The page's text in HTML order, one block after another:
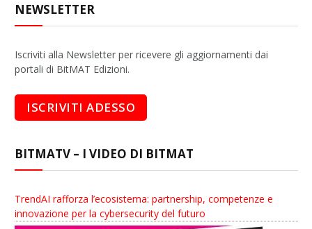
NEWSLETTER
Iscriviti alla Newsletter per ricevere gli aggiornamenti dai
portali di BitMAT Edizioni.
BITMATV – I VIDEO DI BITMAT
TrendAI rafforza l’ecosistema: partnership, competenze e
innovazione per la cybersecurity del futuro